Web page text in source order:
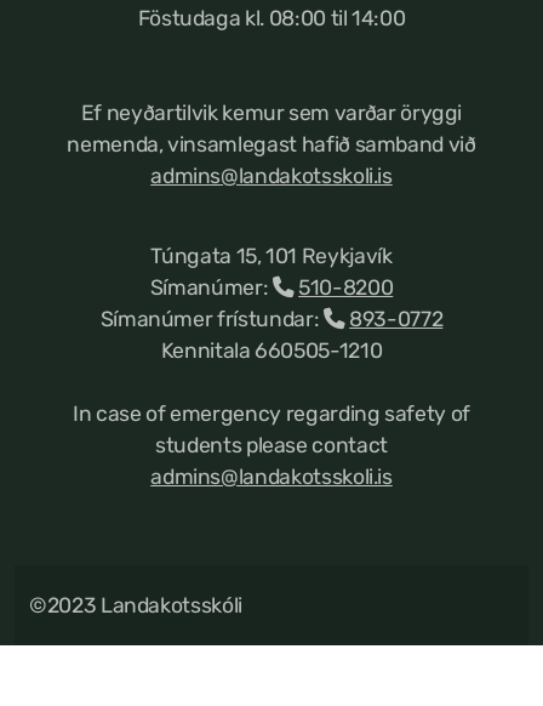
Föstudaga kl. 08:00 til 14:00
Ef neyðartilvik kemur sem varðar öryggi
nemenda, vinsamlegast hafið samband við
admins@landakotsskoli.is
Túngata 15, 101 Reykjavík
Símanúmer:
510-8200
Símanúmer frístundar:
893-0772
Kennitala 660505-1210
In case of emergency regarding safety of
students please contact
admins@landakotsskoli.is
©2023 Landakotsskóli